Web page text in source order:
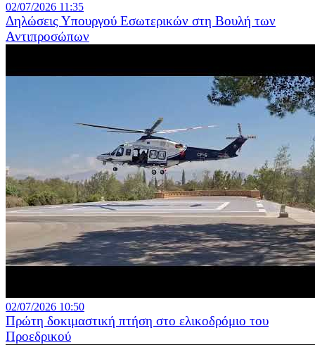
02/07/2026 11:35
Δηλώσεις Υπουργού Εσωτερικών στη Βουλή των
Αντιπροσώπων
02/07/2026 10:50
Πρώτη δοκιμαστική πτήση στο ελικοδρόμιο του
Προεδρικού